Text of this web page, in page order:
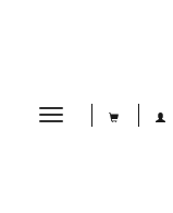
Toggle